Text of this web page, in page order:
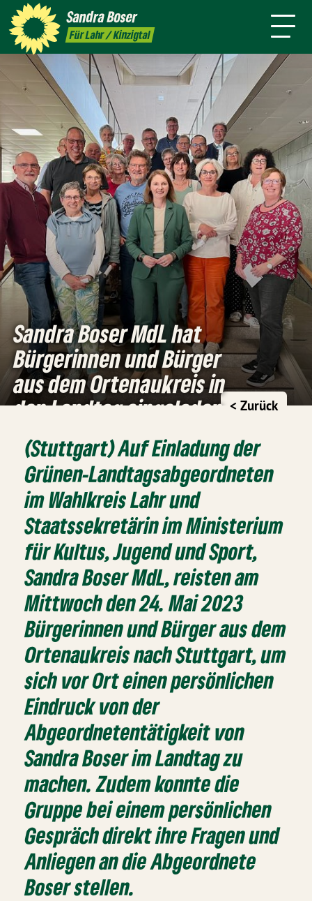
SandraBoser
Für Lahr / Kinzigtal
Presse Kontakt Termine
mich
Sandra Boser MdL hat
Bürgerinnen und Bürger
aus dem Ortenaukreis in
den Landtag eingeladen < Zurück
(Stuttgart) Auf Einladung der
Grünen-Landtagsabgeordneten
im Wahlkreis Lahr und
Staatssekretärin im Ministerium
für Kultus, Jugend und Sport,
Sandra Boser MdL, reisten am
Mittwoch den 24. Mai 2023
Bürgerinnen und Bürger aus dem
Ortenaukreis nach Stuttgart, um
sich vor Ort einen persönlichen
Eindruck von der
Abgeordnetentätigkeit von
Sandra Boser im Landtag zu
machen. Zudem konnte die
Gruppe bei einem persönlichen
Gespräch direkt ihre Fragen und
Anliegen an die Abgeordnete
Boser stellen.